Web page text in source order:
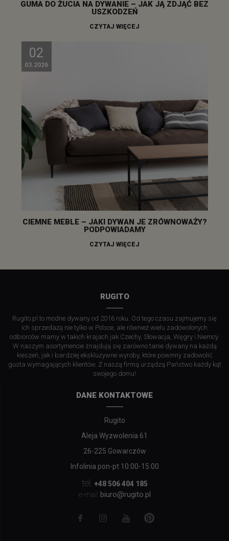
GUMA DO ŻUCIA NA DYWANIE – JAK JĄ ZDJĄĆ BEZ
USZKODZEŃ
CZYTAJ WIĘCEJ
02
03.2026
CIEMNE MEBLE – JAKI DYWAN JE ZRÓWNOWAŻY?
PODPOWIADAMY
CZYTAJ WIĘCEJ
RUGITO
Rugito.pl to modne dywany od 2016 roku. Od tego czasu zajmujemy się
ich sprzedażą nie tylko w Polsce, ale również wielu zadowolonych
odbiorców mamy w takich krajach jak Czechy, Słowacja, Węgry i Niemcy.
W naszym asortymencie znajdują się zarówno tanie dywany na każdą
kieszeń, jak i bardziej ekskluzywne wyroby, które powinny zadowolić
gusta wymagających klientów. Z naszą firmą urządzą Państwo każdy kąt
swojego domu!
DANE KONTAKTOWE
Rugito
Aleja Wyzwolenia 61
26-225 Gowarczów
Infolinia pon-pt 10:00-15:00
tel. +48 506 404 185
e-mail: biuro@rugito.pl